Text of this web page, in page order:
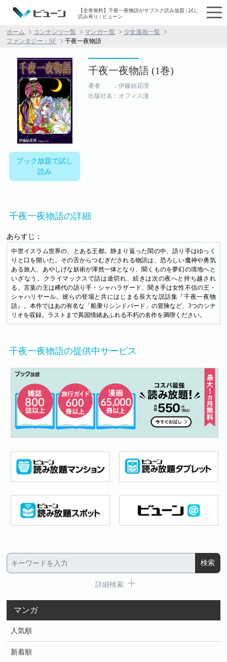
【全巻無料】千夜一夜物語がサブスク読み放題 | 試し
読み有り | ビューン
ホーム コンテンツ一覧 マンガ一覧
少女漫画一覧
ファンタジー・SF
千夜一夜物語
ブック放題で試し
読み
千夜一夜物語 (1巻)
著者 ：伊藤結花理
出版社名：オフィス漫
千夜一夜物語の詳細
あらすじ：
中世イスラム世界の、とある王都。静まり返った閨の中、語り手はゆっく
りと口を開いた。その舌からつむぎだされる物語は、恐ろしい魔神や勇気
ある旅人、あやしげな妖術が渾然一体となり、聞くものを夢幻の境地へと
いざなう。クライマックスで話は途切れ、続きは次の夜へと持ち越され
る。言葉の主は稀代の語り手・シャハラザード、聞き手は女性不信の王・
シャハリヤール。彼らの登場と共にはじまる長大な説話集『千夜一夜物
語』。本作ではあの有名な「船乗りシンドバード」の冒険など、3つのシナ
リオを収録。ラストまで異国情緒あふれる不朽の名作を満喫ください。
千夜一夜物語の提供中サービス
詳細検索
マンガ
人気順
新着順